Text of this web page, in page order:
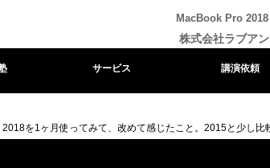
MacBook Pro 2018
株式会社ラブア
サービス 講演依頼
を1ヶ月使ってみて、改めて感じたこと。2015と少し比